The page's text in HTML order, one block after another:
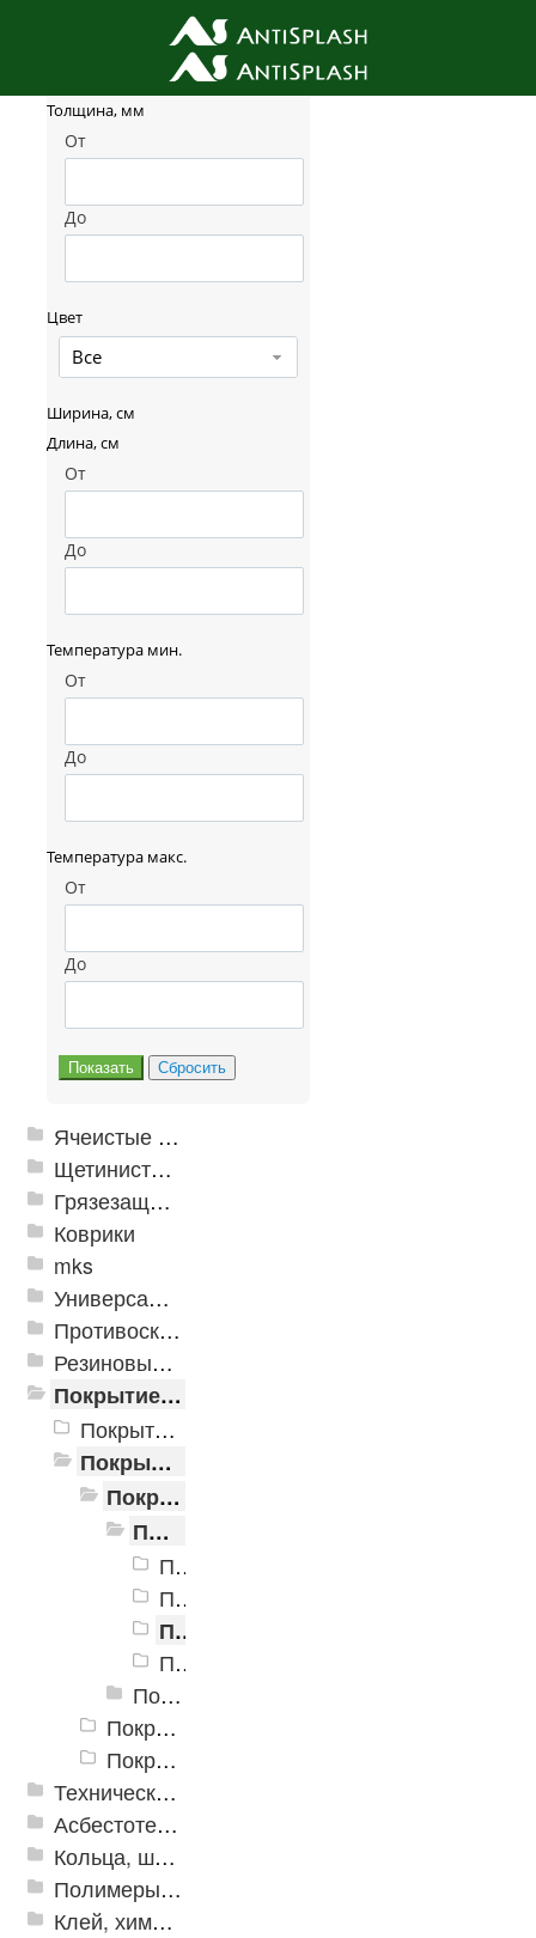
Фильтр товаров
Толщина, мм
От
До
Цвет
Все
Ширина, см
Длина, см
От
До
Температура мин.
От
До
Температура макс.
От
До
Ячеистые грязезащитные покрытия
Щетинистые покрытия
Грязезащитные, влаговпитывающие покрытия
Коврики
mks
Универсальные модульные покрытия
Противоскользящая защита для лестниц, профили, ленты
Резиновые и ПВХ дорожки
Покрытие из резиновой крошки
Покрытия в плитках
Покрытия в рулонах
Покрытие ANT-MIX
Покрытие ANT-MIX, не менее 15% гранул ЕПДМ
Покрытие ANT-MIX, не менее 15% гранул ЕПДМ, 4 мм
Покрытие ANT-MIX, не менее 15% гранул ЕПДМ, 6 мм
Покрытие ANT-MIX, не менее 15% гранул ЕПДМ, 8 мм
Покрытие ANT-MIX, не менее 15% гранул ЕПДМ, 10 мм
Покрытие ANT-MIX, не менее 30% гранул ЕПДМ
Покрытие ANT Standart
Покрытие ANT Flex
Техническая резина
Асбестотехнические и теплоизоляционные материалы
Кольца, шайбы, манжеты
Полимеры и пластики
Клей, химия, сопутствующие товары